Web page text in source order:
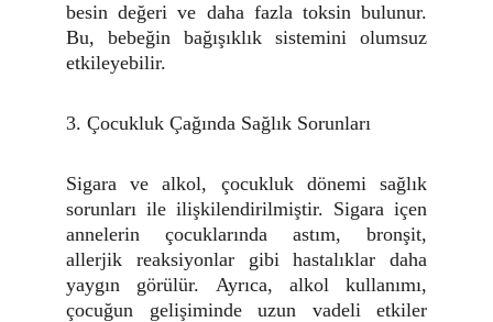
besin değeri ve daha fazla toksin bulunur.
Bu, bebeğin bağışıklık sistemini olumsuz
etkileyebilir.
3. Çocukluk Çağında Sağlık Sorunları
Sigara ve alkol, çocukluk dönemi sağlık
sorunları ile ilişkilendirilmiştir. Sigara içen
annelerin çocuklarında astım, bronşit,
allerjik reaksiyonlar gibi hastalıklar daha
yaygın görülür. Ayrıca, alkol kullanımı,
çocuğun gelişiminde uzun vadeli etkiler